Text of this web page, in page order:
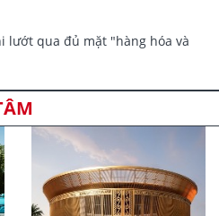
sót loại hàng nào, loại chợ
chẳng rõ có sổ sách, có kiểm
nói lên "trình độ tổ chức và
tự nhiên" rất đáng "tâm tư"...